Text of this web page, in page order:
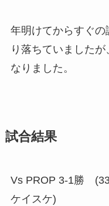
年明けてからすぐ
り落ちていました
なりました。
試合結果
Vs PROP 3-1勝
ケイスケ)